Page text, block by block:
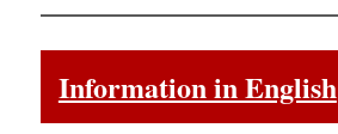
Information in English